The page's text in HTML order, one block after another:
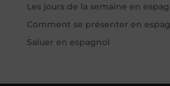
Les jours de la semaine en
Comment se présenter en
Saluer en espagnol